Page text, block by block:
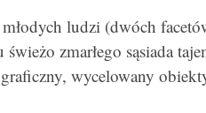
ludzi (dwóch
zmarłego sąsiada
wycelowany